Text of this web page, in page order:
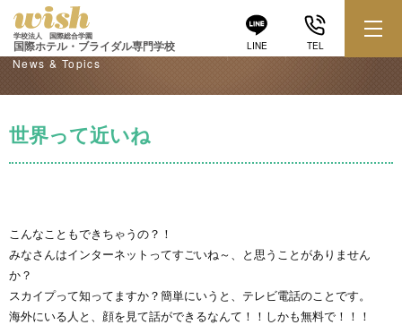
LINE TEL
学校法人 国際総合学園
国際ホテル・ブライダル専門学校
学校からのお知らせ
News & Topics
世界って近いね
こんなこともできちゃうの？！
みなさんはインターネットってすごいね～、と思うことがありません
か？
スカイプって知ってますか？簡単にいうと、テレビ電話のことです。
海外にいる人と、顔を見て話ができるなんて！！しかも無料で！！！